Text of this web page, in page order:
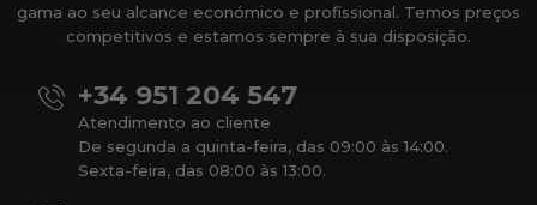
gama ao seu alcance económico e profissional. Temos preços
competitivos e estamos sempre à sua disposição.
+34 951 204 547
Atendimento ao cliente
De segunda a quinta-feira, das 09:00 às 14:00.
Sexta-feira, das 08:00 às 13:00.